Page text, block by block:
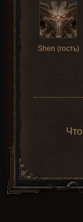
Shen (гость)